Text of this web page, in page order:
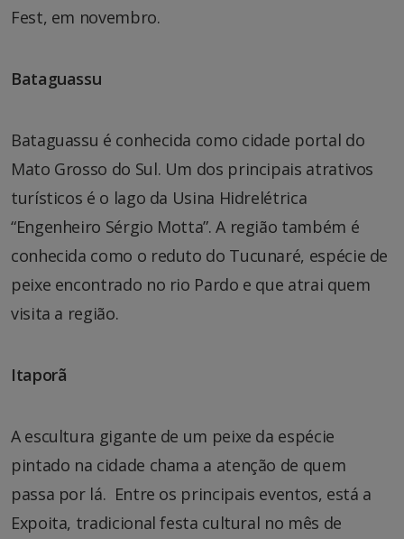
Fest, em novembro.
Bataguassu
Bataguassu é conhecida como cidade portal do
Mato Grosso do Sul. Um dos principais atrativos
turísticos é o lago da Usina Hidrelétrica
“Engenheiro Sérgio Motta”. A região também é
conhecida como o reduto do Tucunaré, espécie de
peixe encontrado no rio Pardo e que atrai quem
visita a região.
Itaporã
A escultura gigante de um peixe da espécie
pintado na cidade chama a atenção de quem
passa por lá. Entre os principais eventos, está a
Expoita, tradicional festa cultural no mês de